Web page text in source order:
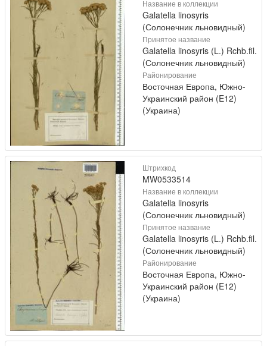
Название в коллекции
Galatella linosyris
(Солонечник льновидный)
Принятое название
Galatella linosyris (L.) Rchb.fil.
(Солонечник льновидный)
Районирование
Восточная Европа, Южно-
Украинский район (E12)
(Украина)
Штрихкод
MW0533514
Название в коллекции
Galatella linosyris
(Солонечник льновидный)
Принятое название
Galatella linosyris (L.) Rchb.fil.
(Солонечник льновидный)
Районирование
Восточная Европа, Южно-
Украинский район (E12)
(Украина)